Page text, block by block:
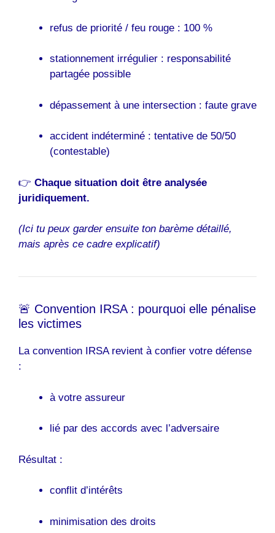
refus de priorité / feu rouge : 100 %
stationnement irrégulier : responsabilité
partagée possible
dépassement à une intersection : faute grave
accident indéterminé : tentative de 50/50
(contestable)
👉 Chaque situation doit être analysée
juridiquement.
(Ici tu peux garder ensuite ton barème détaillé,
mais après ce cadre explicatif)
🚨 Convention IRSA : pourquoi elle pénalise
les victimes
La convention IRSA revient à confier votre défense
:
à votre assureur
lié par des accords avec l’adversaire
Résultat :
conflit d’intérêts
minimisation des droits